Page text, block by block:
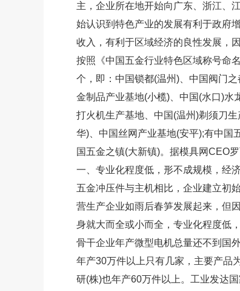
主，企业所在地开始向广东、浙江、
始认识到特色产业的发展有利于政府
收入，有利于区域经济的良性发展，
按照《中国五金行业特色区域称号命
个，即：中国锁都(温州)、中国阀门
金制品产业基地(小榄)、中国(水口)水
打火机生产基地、中国(温州)剃须刀
华)、中国丝网产业基地(安平);有中国
国五金之镇(大新镇)。据模具网CEO
一、专业化程度低，形不成规模，经
五金冲压件与主机相比，企业建立初
营生产企业如雨后春笋发展起来，但
身就大而全或小而全，专业化程度低
骨干企业年产微型电机总量还不到国
年产30万件以上只有几家，主要产品
研(株)也年产60万件以上。工业发达